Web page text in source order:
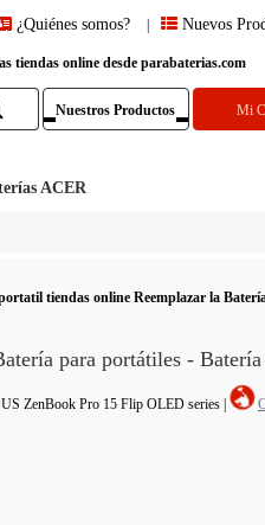
Nuevos
¿Quiénes somos?
tiendas online desde parabaterias.com
Nuestros Productos Mi
ACER
tiendas online Reemplazar la
para portátiles -
ZenBook Pro 15 Flip OLED series